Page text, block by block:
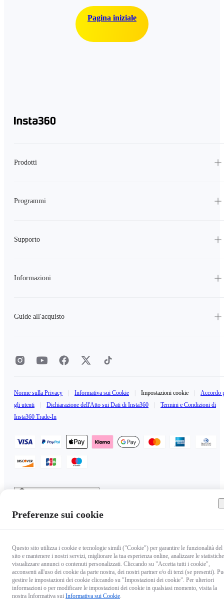
Pagina iniziale
Prodotti
Programmi
Supporto
Informazioni
Guide all'acquisto
Norme sulla Privacy Informativa sui Cookie Impostazioni cookie
Accordo
gli utenti
Dichiarazione dell'Atto sui Dati di Insta360
Termini e Condizioni di
Insta360 Trade-In
Preferenze sui cookie
Questo sito utilizza i cookie e tecnologie simili ("Cookie") per garantire le funzionalità del
sito e mantenere i nostri servizi, migliorare la tua esperienza online, analizzare le
visualizzare annunci o contenuti personalizzati. Cliccando su "Accetta tutti i cookie",
acconsenti all'uso dei cookie da parte nostra, dei nostri partner e/o di terzi (se presenti).
gestire le impostazioni dei cookie cliccando su "Impostazioni dei cookie". Per ulteriori
informazioni o per modificare le impostazioni dei cookie in qualsiasi momento, visita la
nostra Informativa sui Informativa sui Cookie.